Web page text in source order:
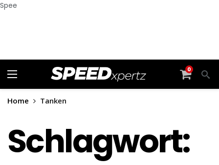
Spee
0
Home Tanken
Schlagwort: